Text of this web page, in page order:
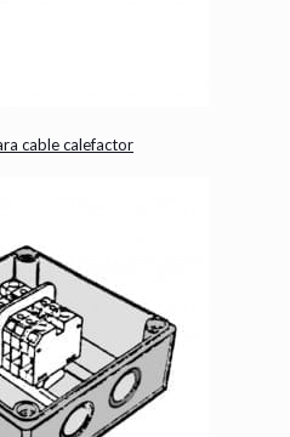
cable calefactor